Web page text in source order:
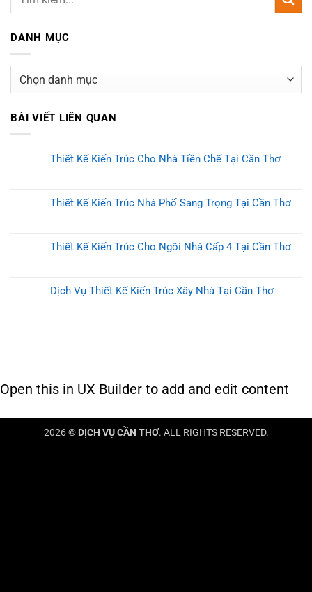
DANH MỤC
mục
BÀI VIẾT LIÊN QUAN
Thiết Kế Kiến Trúc Cho Nhà Tiền Chế Tại Cần Thơ
Thiết Kế Kiến Trúc Nhà Phố Sang Trọng Tại Cần Thơ
Thiết Kế Kiến Trúc Cho Ngôi Nhà Cấp 4 Tại Cần Thơ
Dịch Vụ Thiết Kế Kiến Trúc Xây Nhà Tại Cần Thơ
Open this in UX Builder to add and edit content
2026 © DỊCH VỤ CẦN THƠ. ALL RIGHTS RESERVED.